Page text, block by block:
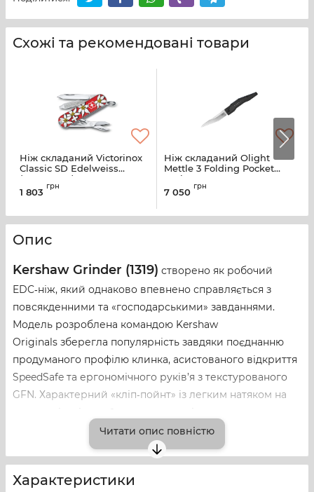
Схожі та рекомендовані товари
Ніж складаний Victorinox
Classic SD Edelweiss
(0.6223.840)
1 803
грн
Ніж складаний Olight
Mettle 3 Folding Pocket
Tool
7 050
грн
Опис
Kershaw Grinder (1319) створено як робочий
EDC‑ніж, який однаково впевнено справляється з
повсякденними та «господарськими» завданнями.
Модель розроблена командою Kershaw
Originals зберегла популярність завдяки поєднанню
продуманого профілю клинка, асистованого відкриття
SpeedSafe та ергономічного руків’я з текстурованого
GFN. Характерний «кліп‑пойнт» із легким натяком на
насічками робить «Grinder» універсальним і
контрольованим у роботі.
Конструкція та матеріали
Читати опис повністю
Характеристики